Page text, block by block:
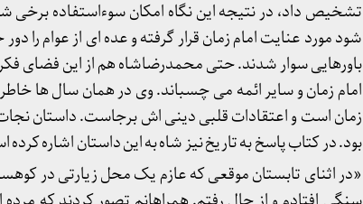
تشخیص داد، در نتیجه این نگاه امکان سوءاستفاده
شود مورد عنایت امام زمان قرار گرفته و عده ای از عوام را
باورهایی سوار شدند. حتی محمدرضاشاه هم از این فضای
امام زمان و سایر ائمه می چسباند. وی در همان سال ها
زمان است و اعتقادات قلبی دینی اش برجاست. داستان
بود. در کتاب پاسخ به تاریخ نیز شاه به این داستان اشاره
«در اثنای تابستان موقعی که عازم یک محل زیارتی در